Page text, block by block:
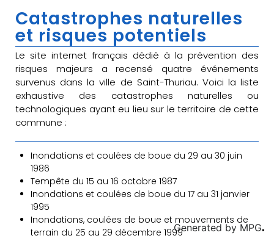
Catastrophes naturelles
et risques potentiels
Le site internet français dédié à la prévention des
risques majeurs a recensé quatre événements
survenus dans la ville de Saint-Thuriau. Voici la liste
exhaustive des catastrophes naturelles ou
technologiques ayant eu lieu sur le territoire de cette
commune :
Inondations et coulées de boue du 29 au 30 juin
1986
Tempête du 15 au 16 octobre 1987
Inondations et coulées de boue du 17 au 31 janvier
1995
Inondations, coulées de boue et mouvements de
terrain du 25 au 29 décembre 1999Generated by MPG